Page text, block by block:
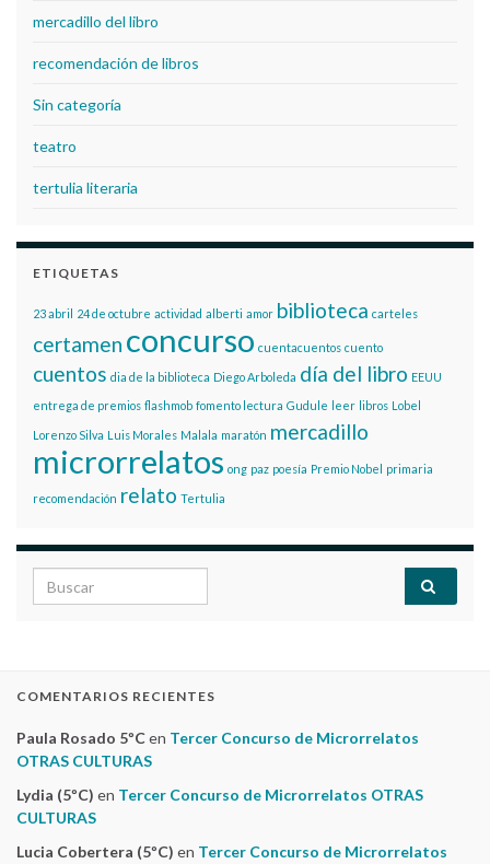
mercadillo del libro
recomendación de libros
Sin categoría
teatro
tertulia literaria
ETIQUETAS
23 abril 24 de octubre actividad alberti amor biblioteca carteles
certamen concurso cuentacuentos cuento
cuentos dia de la biblioteca Diego Arboleda día del libro EEUU
entrega de premios flashmob fomento lectura Gudule leer libros Lobel
Lorenzo Silva Luis Morales Malala maratón mercadillo
microrrelatos ong paz poesía Premio Nobel primaria
recomendación relato Tertulia
Search for:
COMENTARIOS RECIENTES
Paula Rosado 5ºCen Tercer Concurso de Microrrelatos
OTRAS CULTURAS
Lydia (5ºC) en Tercer Concurso de Microrrelatos OTRAS
CULTURAS
Lucia Cobertera (5ºC) en Tercer Concurso de Microrrelatos